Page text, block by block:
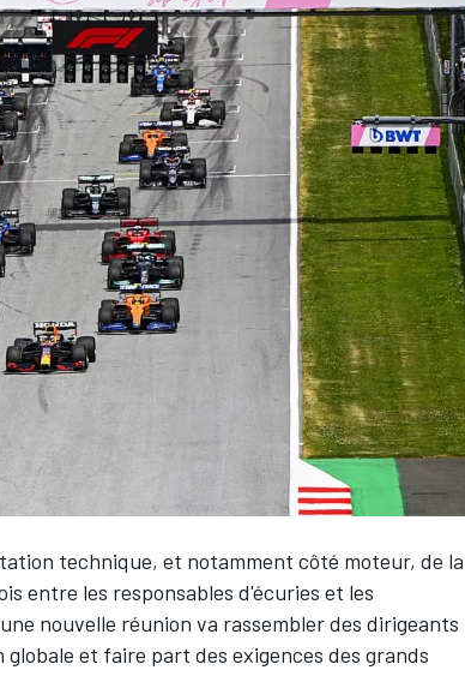
technique, et notamment côté moteur, de la
entre les responsables d'écuries et les
nouvelle réunion va rassembler des dirigeants
et faire part des exigences des grands